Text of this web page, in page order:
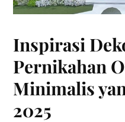
Inspirasi
Pernikahan
Minimalis
2025